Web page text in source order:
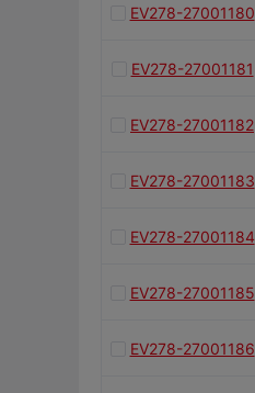
K(mm)
EV278-27001180
EV278-27001181
EV278-27001182
EV278-27001183
EV278-27001184
EV278-27001185
EV278-27001186